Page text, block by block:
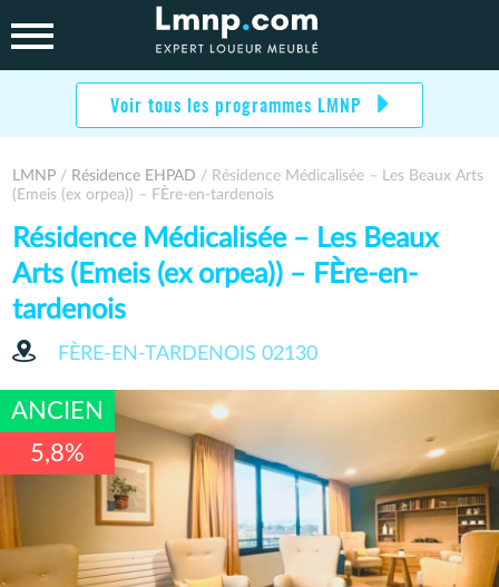
to
content
Voir tous les programmes LMNP
Résidence Médicalisée – Les Beaux
Arts (Emeis (ex orpea)) – FÈre-en-
tardenois
FÈRE-EN-TARDENOIS 02130
ANCIEN
5,8%
LMNP / Résidence EHPAD / Résidence Médicalisée – Les Beaux Arts
(Emeis (ex orpea)) – FÈre-en-tardenois